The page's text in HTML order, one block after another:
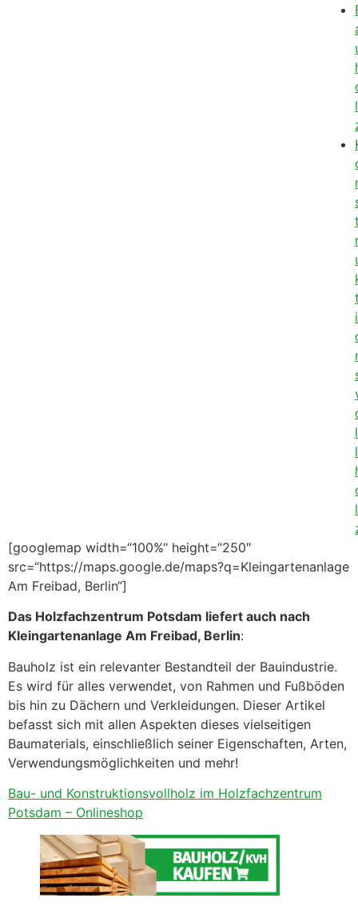
l
i
l
l
l
[googlemap width=“100%“ height=“250″
src=“https://maps.google.de/maps?q=Kleingartenanlage
Am Freibad, Berlin“]
Das Holzfachzentrum Potsdam liefert auch nach
Kleingartenanlage Am Freibad, Berlin:
Bauholz ist ein relevanter Bestandteil der Bauindustrie.
Es wird für alles verwendet, von Rahmen und Fußböden
bis hin zu Dächern und Verkleidungen. Dieser Artikel
befasst sich mit allen Aspekten dieses vielseitigen
Baumaterials, einschließlich seiner Eigenschaften, Arten,
Verwendungsmöglichkeiten und mehr!
Bau- und Konstruktionsvollholz im Holzfachzentrum
Potsdam – Onlineshop